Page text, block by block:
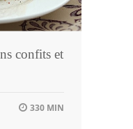
confits et
330 MIN